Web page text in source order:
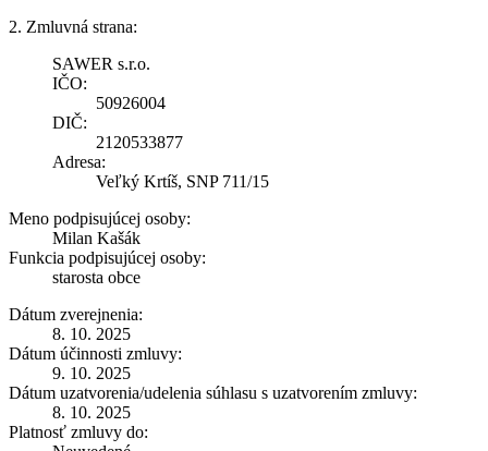
2. Zmluvná strana:
SAWER s.r.o.
IČO:
50926004
DIČ:
2120533877
Adresa:
Veľký Krtíš, SNP 711/15
Meno podpisujúcej osoby:
Milan Kašák
Funkcia podpisujúcej osoby:
starosta obce
Dátum zverejnenia:
8. 10. 2025
Dátum účinnosti zmluvy:
9. 10. 2025
Dátum uzatvorenia/udelenia súhlasu s uzatvorením zmluvy:
8. 10. 2025
Platnosť zmluvy do: